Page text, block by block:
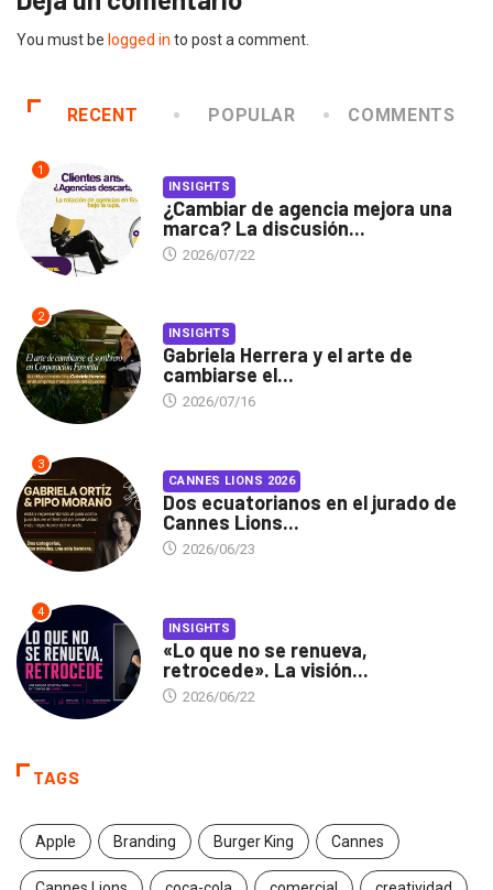
You must be logged in to post a comment.
RECENT POPULAR COMMENTS
1
INSIGHTS
¿Cambiar de agencia mejora una
marca? La discusión...
2026/07/22
2
INSIGHTS
Gabriela Herrera y el arte de
cambiarse el...
2026/07/16
3
CANNES LIONS 2026
Dos ecuatorianos en el jurado de
Cannes Lions...
2026/06/23
4
INSIGHTS
«Lo que no se renueva,
retrocede». La visión...
2026/06/22
TAGS
Apple Branding Burger King Cannes